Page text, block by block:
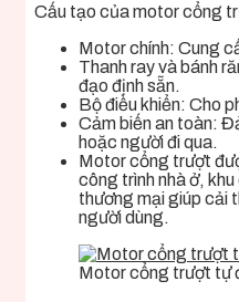
Cấu tạo của motor cổng
Motor chính: Cung
Thanh ray và bánh
đạo định sẵn.
Bộ điều khiển: Cho
Cảm biến an toàn:
hoặc người đi qua.
Motor cổng trượt
công trình nhà ở,
thương mại giúp cải
người dùng.
Motor cổng trượt tự